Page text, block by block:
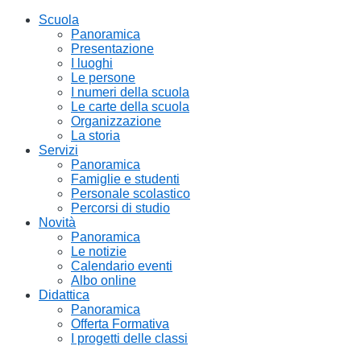
Scuola
Panoramica
Presentazione
I luoghi
Le persone
I numeri della scuola
Le carte della scuola
Organizzazione
La storia
Servizi
Panoramica
Famiglie e studenti
Personale scolastico
Percorsi di studio
Novità
Panoramica
Le notizie
Calendario eventi
Albo online
Didattica
Panoramica
Offerta Formativa
I progetti delle classi